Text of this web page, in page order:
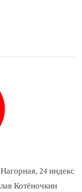
24 индекс
Котёночкин